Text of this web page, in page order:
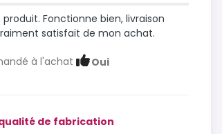
produit. Fonctionne bien, livraison
satisfait de mon achat.
à l'achat Oui
de fabrication